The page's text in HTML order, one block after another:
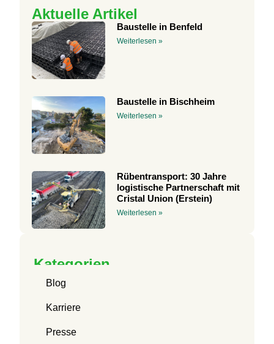
Aktuelle Artikel
Baustelle in Benfeld
Weiterlesen »
Baustelle in Bischheim
Weiterlesen »
Rübentransport: 30 Jahre
logistische Partnerschaft mit
Cristal Union (Erstein)
Weiterlesen »
Kategorien
Blog
Karriere
Presse